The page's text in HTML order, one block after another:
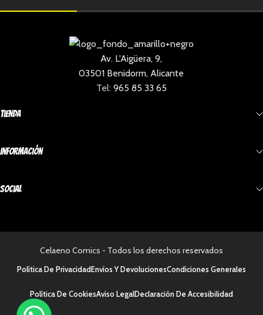
Av. L'Aigüera, 9,
03501 Benidorm, Alicante
Tel: 965 85 33 65
Tienda
Información
Social
Celaeno Comics - Todos los derechos reservados
Política De PrivacidadEnvíos Y DevolucionesCondiciones Generales
Política De CookiesAviso LegalDeclaración De Accesibilidad